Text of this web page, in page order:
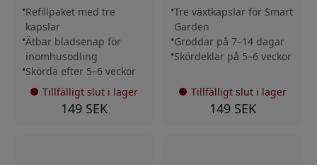
Refillpaket med tre
kapslar
Ätbar bladsenap för
inomhusodling
Skörda efter 5–6 veckor
Tillfälligt slut i lager
149 SEK
Tre växtkapslar för Smart
Garden
Groddar på 7–14 dagar
Skördeklar på 5–6 veckor
Tillfälligt slut i lager
149 SEK